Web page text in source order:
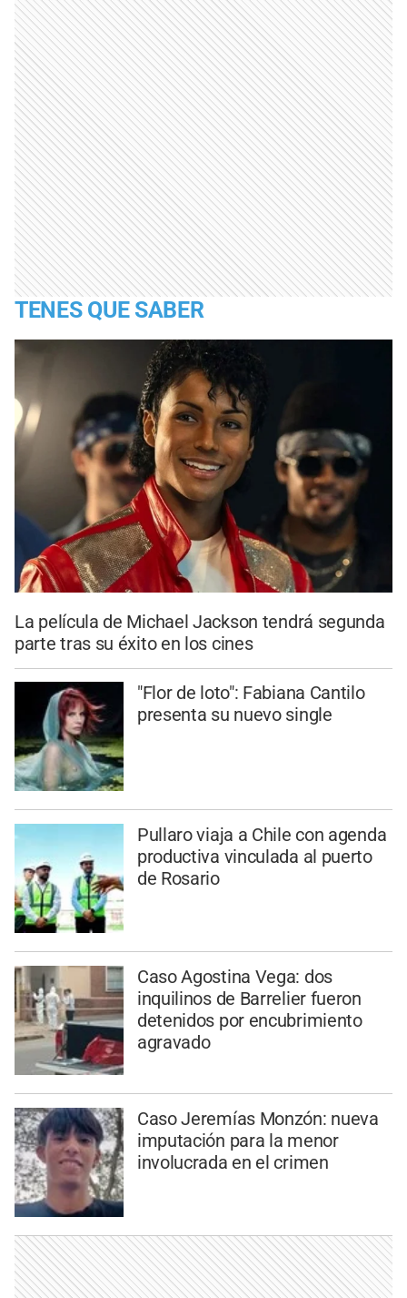
TENES QUE SABER
La película de Michael Jackson tendrá segunda
parte tras su éxito en los cines
"Flor de loto": Fabiana Cantilo
presenta su nuevo single
Pullaro viaja a Chile con agenda
productiva vinculada al puerto
de Rosario
Caso Agostina Vega: dos
inquilinos de Barrelier fueron
detenidos por encubrimiento
agravado
Caso Jeremías Monzón: nueva
imputación para la menor
involucrada en el crimen